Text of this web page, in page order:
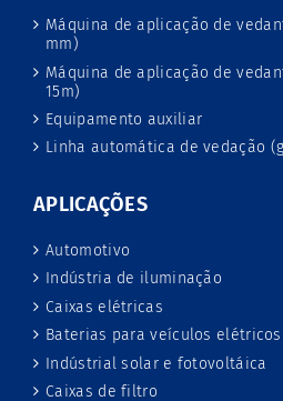
Máquina de aplicação de
mm)
Máquina de aplicação de
15m)
Equipamento auxiliar
Linha automática de vedação
APLICAÇÕES
Automotivo
Indústria de iluminação
Caixas elétricas
Baterias para veículos elétricos
Indústrial solar e fotovoltáica
Caixas de filtro